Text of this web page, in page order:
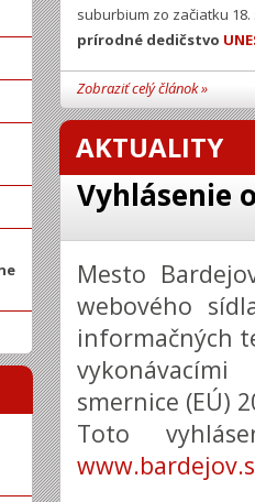
suburbium zo začiatku
prírodné dedičstvo
Zobraziť celý článok »
AKTUALITY
Vyhlásenie
Mesto
webového
informačných
smernice (EÚ)
Toto